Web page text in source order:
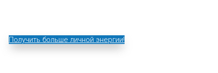
Получить больше личной энергии!